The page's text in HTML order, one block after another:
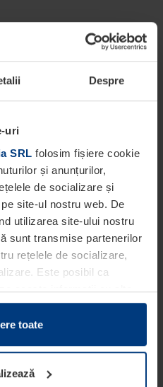
Despre
uri
SRL folosim fișiere cookie
și anunțurilor,
de socializare și
site-ul nostru web. De
utilizarea site-ului nostru
sunt transmise partenerilor
rețelele de socializare,
Este posibil ca
aceste informații cu alte
le-ați pus la dispoziția
în cadrul utilizării
stoca fișiere cookie pe
cazul în care acestea sunt
toate